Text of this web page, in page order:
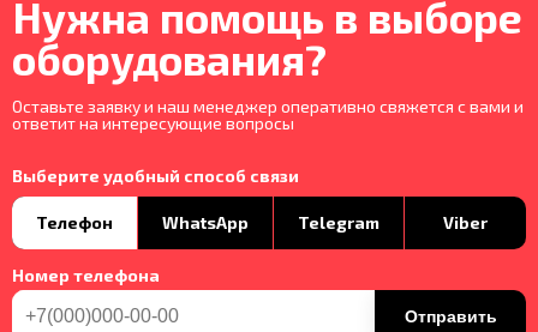
Нужна помощь в выборе
оборудования?
Оставьте заявку и наш менеджер оперативно свяжется с вами и
ответит на интересующие вопросы
Выберите удобный способ связи
Телефон WhatsApp Telegram Viber
Номер телефона
Отправить